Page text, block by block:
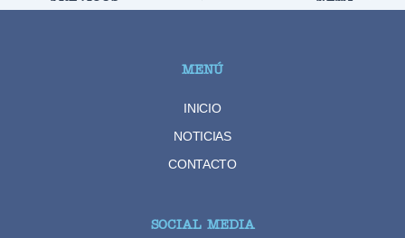
MENÚ
INICIO
NOTICIAS
CONTACTO
SOCIAL MEDIA